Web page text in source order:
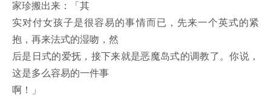
家珍搬出来：「其
实对付女孩子是很容易的事情而已，先来一个英式的紧
抱，再来法式的湿吻，然
后是日式的爱抚，接下来就是恶魔岛式的调教了。你说，
这是多么容易的一件事
啊！」